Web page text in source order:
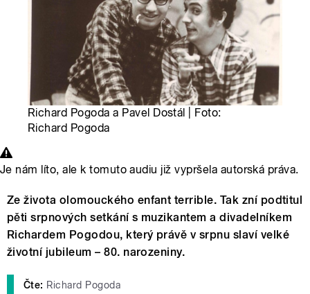
Richard Pogoda a Pavel Dostál | Foto:
Richard Pogoda
Je nám líto, ale k tomuto audiu již vypršela autorská práva.
Ze života olomouckého enfant terrible. Tak zní podtitul
pěti srpnových setkání s muzikantem a divadelníkem
Richardem Pogodou, který právě v srpnu slaví velké
životní jubileum – 80. narozeniny.
Čte: Richard Pogoda